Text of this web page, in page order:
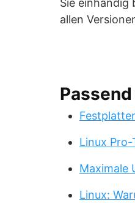
Sie
allen
Linux
Maximale
Linux: